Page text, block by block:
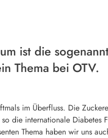
ist die
Thema bei OTV.
im Überfluss. Die
die internationale Diabetes
Thema haben wir uns